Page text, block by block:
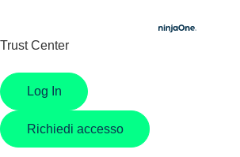
Trust Center
Log In
Richiedi accesso